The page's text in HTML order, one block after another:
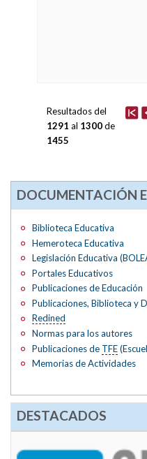
Resultados del
1291 al 1300de
1455
DOCUMENTACIÓN
Biblioteca Educativa
Hemeroteca Educativa
Legislación Educativa
Portales Educativos
Publicaciones de Educación
Publicaciones, Biblioteca y
Redined
Normas para los autores
Publicaciones de TFE
Memorias de Actividades
DESTACADOS